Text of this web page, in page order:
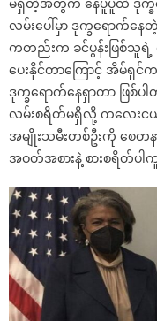
လမ်းပေါ်မှာ ဒုက္ခရောက်
ကတည်းက ခင်ပွန်းဖြစ်သူရဲ့
ပေးနိုင်တာကြောင့် အိမ်ရှ
ဒုက္ခရောက်နေရှာတာ ဖြစ်
လမ်းစရိတ်မရှိလို့ ကလေးင
အမျိုးသမီးတစ်ဦးကို စေတ
အဝတ်အစားနဲ့ စားစရိတ်ပါ